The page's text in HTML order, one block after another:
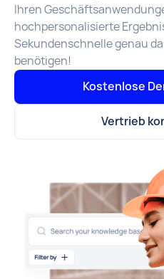
Ihren
hochpersonalisierte
Sekundenschnelle genau
benötigen!
Kostenlose
Vertrieb